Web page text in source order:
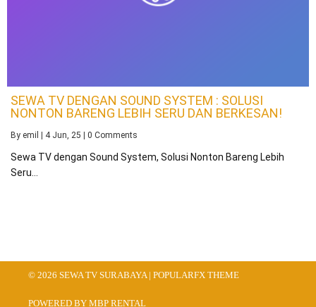
SEWA TV DENGAN SOUND SYSTEM : SOLUSI
NONTON BARENG LEBIH SERU DAN BERKESAN!
By emil 4 Jun, 25 0 Comments
Sewa TV dengan Sound System, Solusi Nonton Bareng Lebih
Seru…
© 2026 SEWA TV SURABAYA | POPULARFX THEME
POWERED BY MBP RENTAL